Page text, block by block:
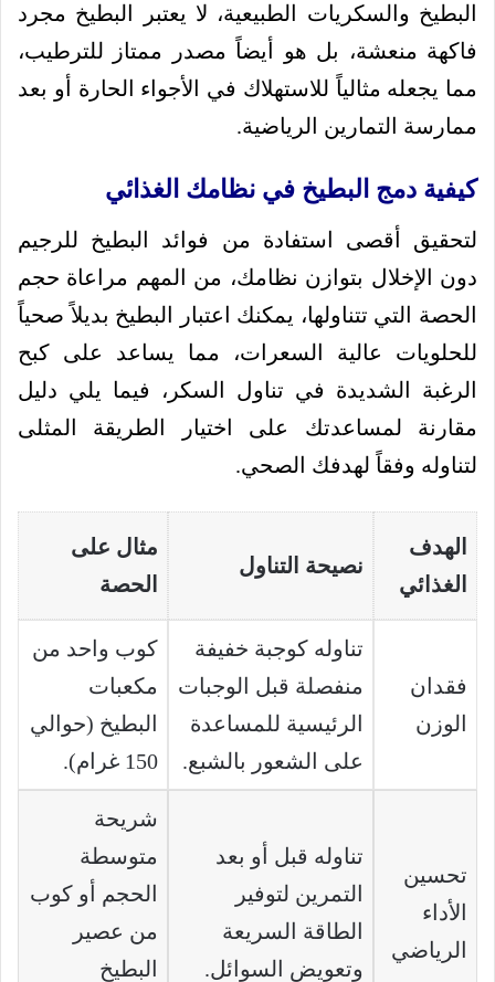
البطيخ والسكريات الطبيعية، لا يعتبر البطيخ مجرد
فاكهة منعشة، بل هو أيضاً مصدر ممتاز للترطيب،
مما يجعله مثالياً للاستهلاك في الأجواء الحارة أو بعد
ممارسة التمارين الرياضية.
كيفية دمج البطيخ في نظامك الغذائي
لتحقيق أقصى استفادة من فوائد البطيخ للرجيم
دون الإخلال بتوازن نظامك، من المهم مراعاة حجم
الحصة التي تتناولها، يمكنك اعتبار البطيخ بديلاً صحياً
للحلويات عالية السعرات، مما يساعد على كبح
الرغبة الشديدة في تناول السكر، فيما يلي دليل
مقارنة لمساعدتك على اختيار الطريقة المثلى
لتناوله وفقاً لهدفك الصحي.
الهدف
الغذائي
نصيحة التناول
مثال على
الحصة
فقدان
الوزن
تناوله كوجبة خفيفة
منفصلة قبل الوجبات
الرئيسية للمساعدة
على الشعور بالشبع.
كوب واحد من
مكعبات
البطيخ (حوالي
150 غرام).
تحسين
الأداء
الرياضي
تناوله قبل أو بعد
التمرين لتوفير
الطاقة السريعة
وتعويض السوائل.
شريحة
متوسطة
الحجم أو كوب
من عصير
البطيخ